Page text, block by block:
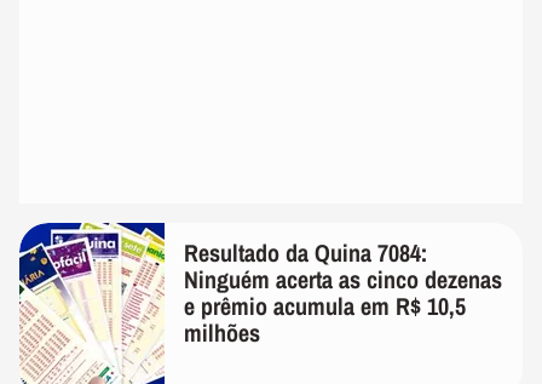
Resultado da Quina 7084:
Ninguém acerta as cinco dezenas
e prêmio acumula em R$ 10,5
milhões